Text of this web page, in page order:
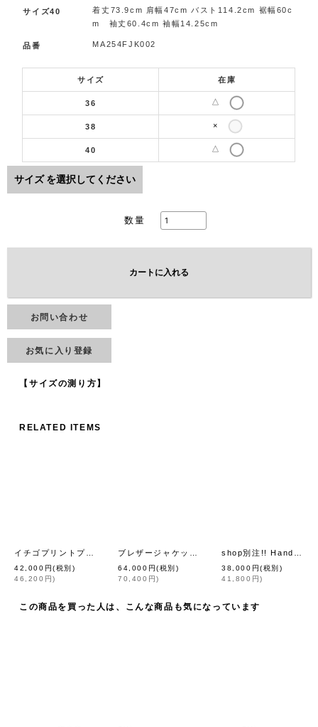
サイズ40
着丈73.9cm 肩幅47cm バスト114.2cm 裾幅60c
m 袖丈60.4cm 袖幅14.25cm
品番 MA254FJK002
サイズ 在庫
36 △
38 ×
40 △
サイズ を選択してください
数量
カートに入れる
お問い合わせ
お気に入り登録
【サイズの測り方】
RELATED ITEMS
[ MUVEIL
42,000 円(税別)
46,200 円)
[MUVEIL]
64,000 円(税別)
70,400 円)
38,000 円(税別)
41,800 円)
この商品を買った人は、こんな商品も気になっています